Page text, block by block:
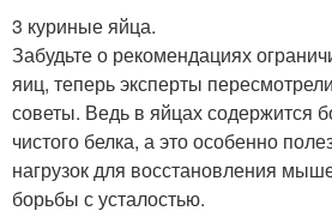
3 куриные яйца.
Забудьте о рекомендациях
яиц, теперь эксперты
советы. Ведь в яйцах содержится
чистого белка, а это особенно
нагрузок для восстановления
борьбы с усталостью.